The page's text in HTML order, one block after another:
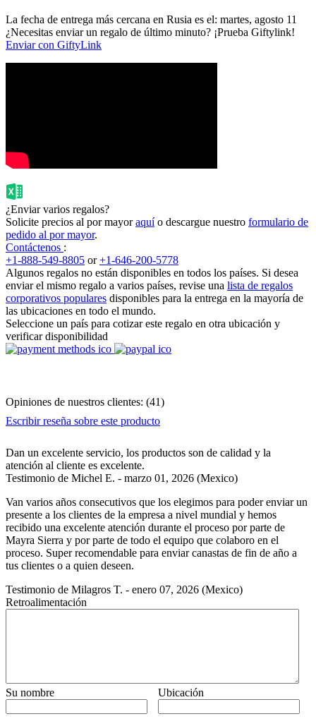
La fecha de entrega más cercana en Rusia es el: martes, agosto 11
¿Necesitas enviar un regalo de último minuto? ¡Prueba Giftylink!
Enviar con GiftyLink
¿Enviar varios regalos?
Solicite precios al por mayoraquío descargue nuestro formulario de
pedido al por mayor.
Contáctenos :
+1-888-549-8805 or+1-646-200-5778
Algunos regalos no están disponibles en todos los países. Si desea
enviar el mismo regalo a varios países, revise una lista de regalos
corporativos populares disponibles para la entrega en la mayoría de
las ubicaciones en todo el mundo.
Seleccione un país para cotizar este regalo en otra ubicación y
verificar disponibilidad
Opiniones de nuestros clientes: (41)
Escribir reseña sobre este producto
Dan un excelente servicio, los productos son de calidad y la
atención al cliente es excelente.
Testimonio de Michel E. - marzo 01, 2026 (Mexico)
Van varios años consecutivos que los elegimos para poder enviar un
presente a los clientes de la empresa a nivel mundial y hemos
recibido una excelente atención durante el proceso por parte de
Mayra Sierra y por parte de todo el equipo que colaboro en el
proceso. Super recomendable para enviar canastas de fin de año a
tus clientes o a quien deseen.
Testimonio de Milagros T. - enero 07, 2026 (Mexico)
Retroalimentación
Su nombre Ubicación